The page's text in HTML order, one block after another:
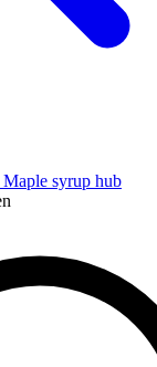
syrup hub